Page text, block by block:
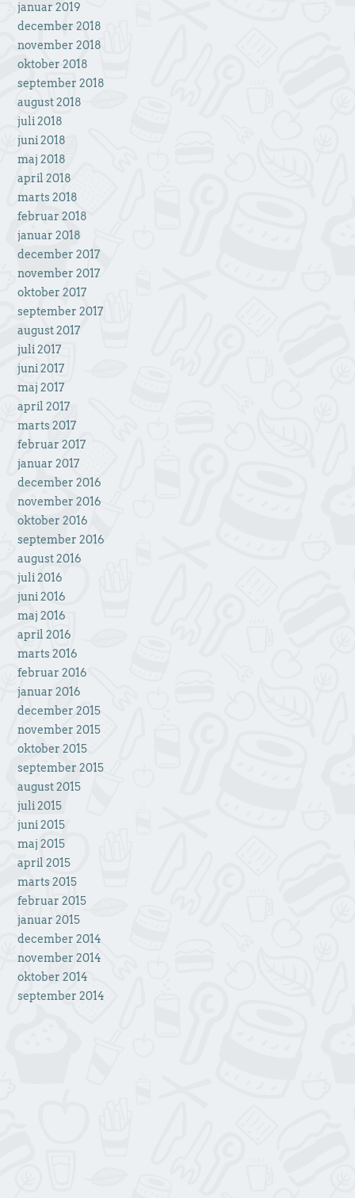
januar 2019
december 2018
november 2018
oktober 2018
september 2018
august 2018
juli 2018
juni 2018
maj 2018
april 2018
marts 2018
februar 2018
januar 2018
december 2017
november 2017
oktober 2017
september 2017
august 2017
juli 2017
juni 2017
maj 2017
april 2017
marts 2017
februar 2017
januar 2017
december 2016
november 2016
oktober 2016
september 2016
august 2016
juli 2016
juni 2016
maj 2016
april 2016
marts 2016
februar 2016
januar 2016
december 2015
november 2015
oktober 2015
september 2015
august 2015
juli 2015
juni 2015
maj 2015
april 2015
marts 2015
februar 2015
januar 2015
december 2014
november 2014
oktober 2014
september 2014